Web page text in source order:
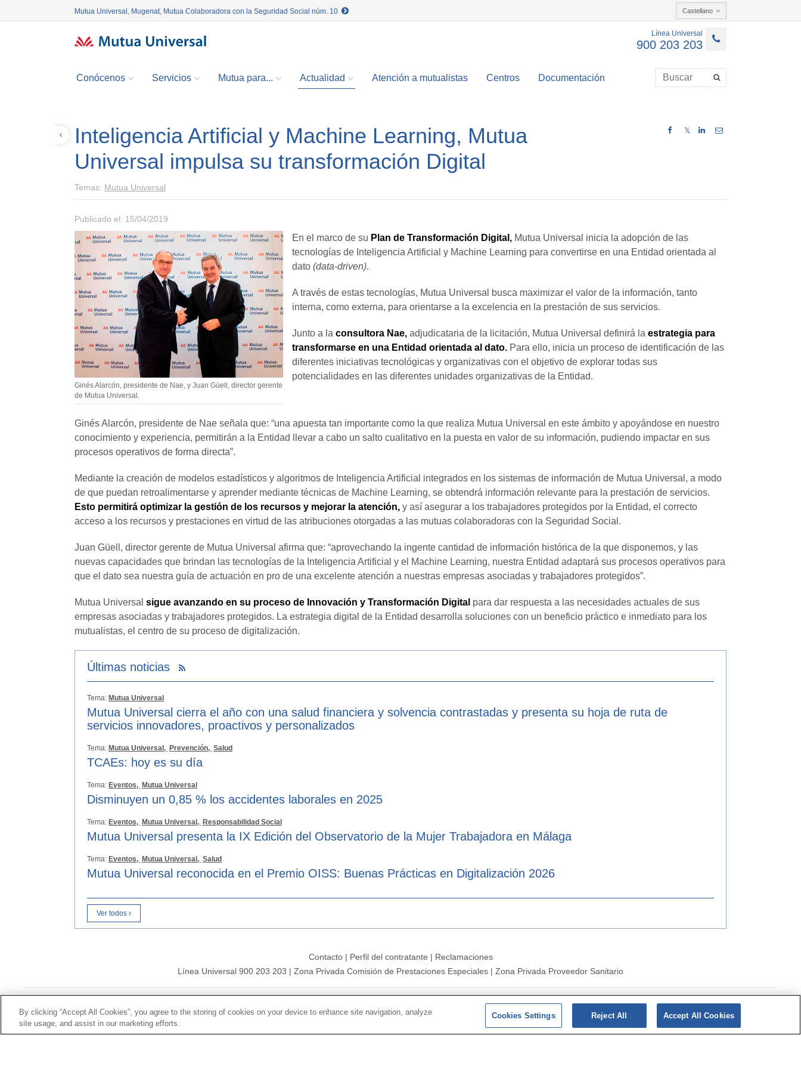
Mutua Universal, Mugenat, Mutua Colaboradora con la Seguridad Social núm. 10 Castellano
Línea Universal
900 203 203
Conócenos Servicios Mutua para... Actualidad Atención a mutualistas Centros Documentación
𝕏
Inteligencia Artificial y Machine Learning, Mutua
Universal impulsa su transformación Digital
Temas: Mutua Universal
Publicado el: 15/04/2019
Ginés Alarcón, presidente de Nae, y Juan Güell, director gerente
de Mutua Universal.
En el marco de su Plan de Transformación Digital,Mutua Universal inicia la adopción de las
tecnologías de Inteligencia Artificial y Machine Learning para convertirse en una Entidad orientada al
dato (data-driven).
A través de estas tecnologías, Mutua Universal busca maximizar el valor de la información, tanto
interna, como externa, para orientarse a la excelencia en la prestación de sus servicios.
Junto a la consultora Nae,adjudicataria de la licitación, Mutua Universal definirá la estrategia para
transformarse en una Entidad orientada al dato.Para ello, inicia un proceso de identificación de las
diferentes iniciativas tecnológicas y organizativas con el objetivo de explorar todas sus
potencialidades en las diferentes unidades organizativas de la Entidad.
Ginés Alarcón, presidente de Nae señala que: “una apuesta tan importante como la que realiza Mutua Universal en este ámbito y apoyándose en nuestro
conocimiento y experiencia, permitirán a la Entidad llevar a cabo un salto cualitativo en la puesta en valor de su información, pudiendo impactar en sus
procesos operativos de forma directa”.
Mediante la creación de modelos estadísticos y algoritmos de Inteligencia Artificial integrados en los sistemas de información de Mutua Universal, a modo
de que puedan retroalimentarse y aprender mediante técnicas de Machine Learning, se obtendrá información relevante para la prestación de servicios.
Esto permitirá optimizar la gestión de los recursos y mejorar la atención, y así asegurar a los trabajadores protegidos por la Entidad, el correcto
acceso a los recursos y prestaciones en virtud de las atribuciones otorgadas a las mutuas colaboradoras con la Seguridad Social.
Juan Güell, director gerente de Mutua Universal afirma que: “aprovechando la ingente cantidad de información histórica de la que disponemos, y las
nuevas capacidades que brindan las tecnologías de la Inteligencia Artificial y el Machine Learning, nuestra Entidad adaptará sus procesos operativos para
que el dato sea nuestra guía de actuación en pro de una excelente atención a nuestras empresas asociadas y trabajadores protegidos”.
Mutua Universal sigue avanzando en su proceso de Innovación y Transformación Digital para dar respuesta a las necesidades actuales de sus
empresas asociadas y trabajadores protegidos. La estrategia digital de la Entidad desarrolla soluciones con un beneficio práctico e inmediato para los
mutualistas, el centro de su proceso de digitalización.
Últimas noticias
Tema: Mutua Universal
Mutua Universal cierra el año con una salud financiera y solvencia contrastadas y presenta su hoja de ruta de
servicios innovadores, proactivos y personalizados
Tema: Mutua Universal, Prevención, Salud
TCAEs: hoy es su día
Tema: Eventos, Mutua Universal
Disminuyen un 0,85 % los accidentes laborales en 2025
Tema: Eventos, Mutua Universal, Responsabilidad Social
Mutua Universal presenta la IX Edición del Observatorio de la Mujer Trabajadora en Málaga
Tema: Eventos, Mutua Universal, Salud
Mutua Universal reconocida en el Premio OISS: Buenas Prácticas en Digitalización 2026
Ver todos
Contacto| Perfil del contratante | Reclamaciones
Línea Universal 900 203 203 | Zona Privada Comisión de Prestaciones Especiales | Zona Privada Proveedor Sanitario
Política de Protección de Datos | Politica de cookies
By clicking “Accept All Cookies”, you agree to the storing of cookies on your device to enhance site navigation, analyze
site usage, and assist in our marketing efforts.
Cookies Settings Reject All Accept All Cookies